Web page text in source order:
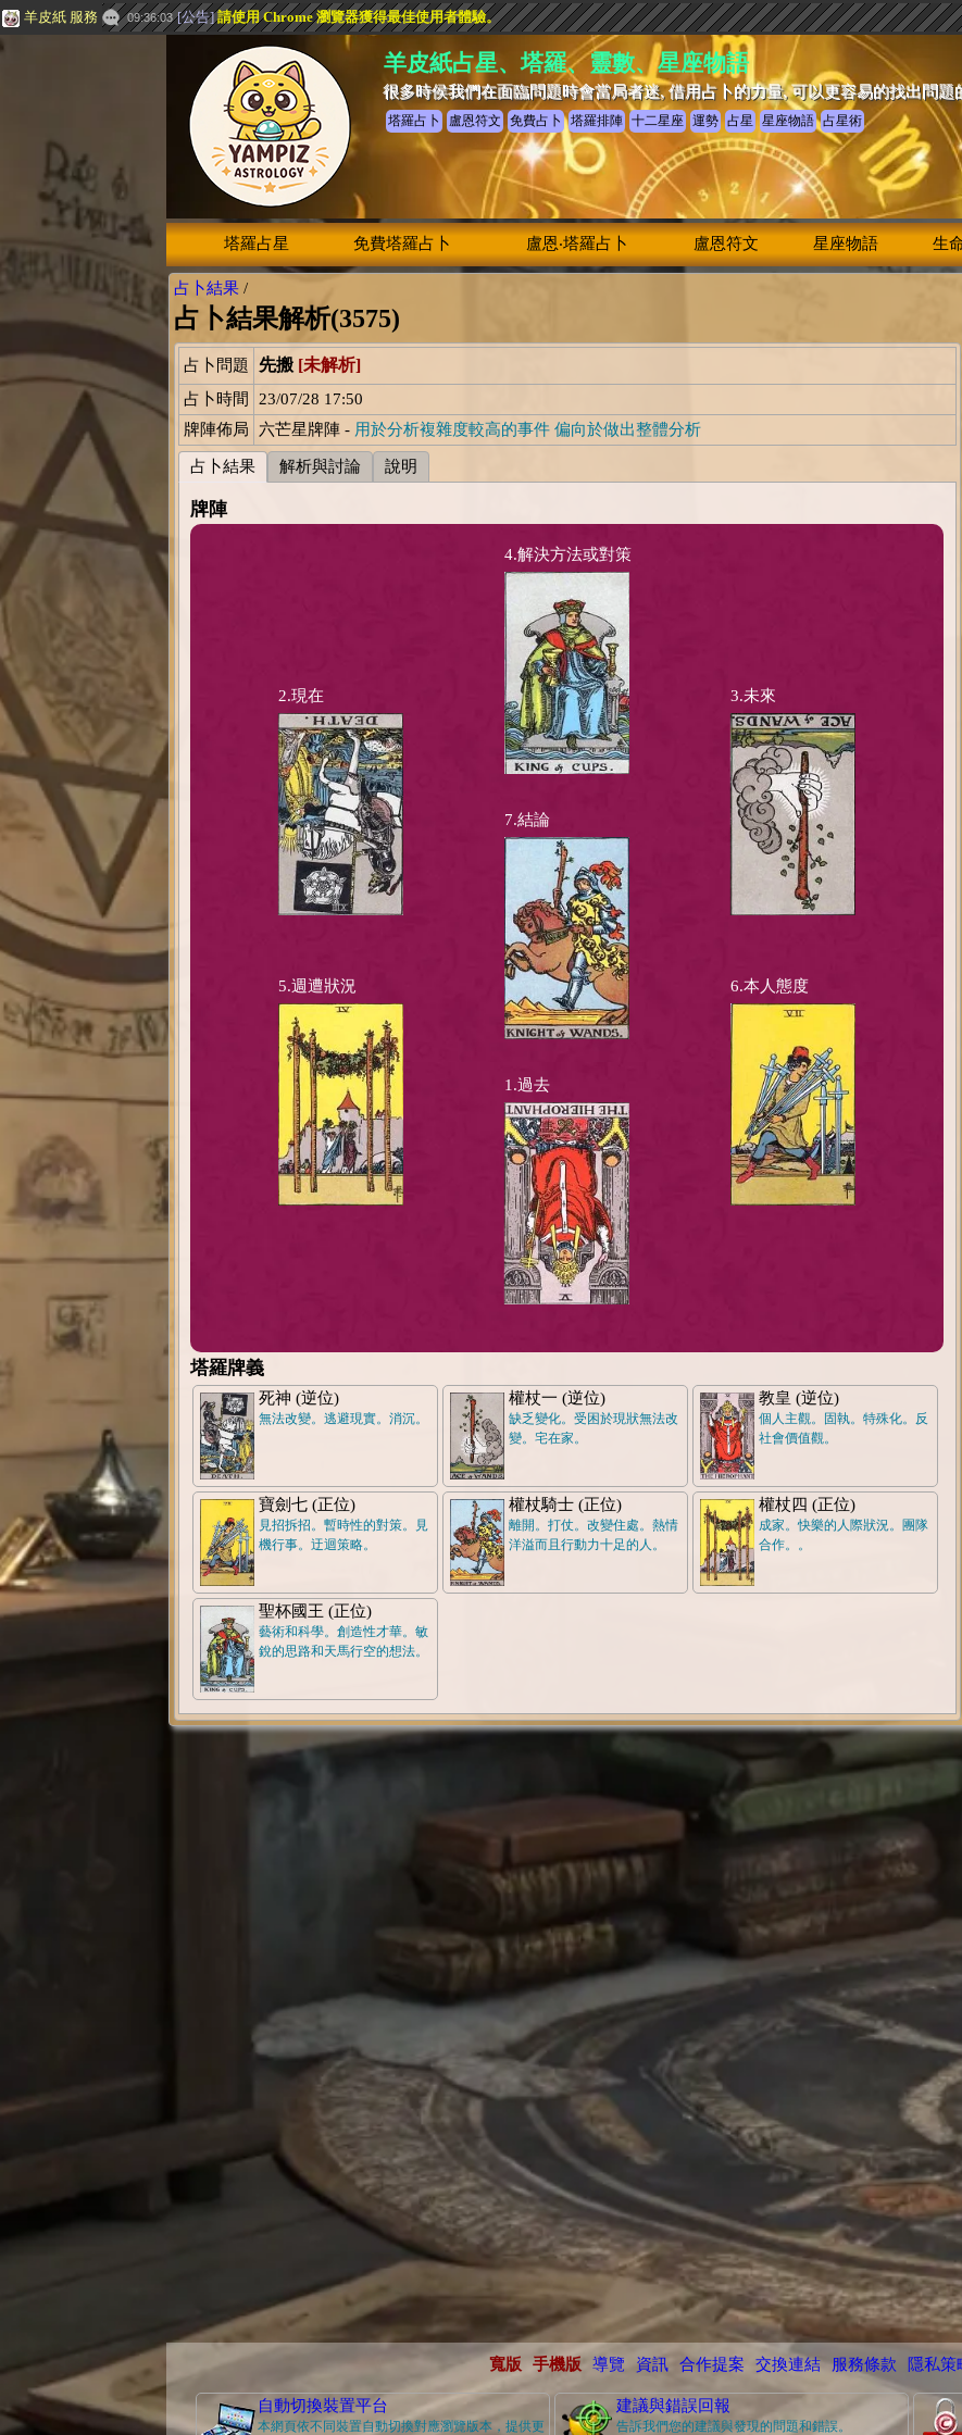
羊皮紙 服務 09:36:03 [公告]請使用 Chrome 瀏覽器獲得最佳使用者體驗。
羊皮紙占星、塔羅、靈數、星座物語
很多時侯我們在面臨問題時會當局者迷, 借用占卜的力量, 可以更容易的找出問題
塔羅占卜 盧恩符文 免費占卜 塔羅排陣 十二星座 運勢 占星 星座物語 占星術
塔羅占星 免費塔羅占卜 盧恩‧塔羅占卜 盧恩符文 星座物語 生
占卜結果/
占卜結果解析(3575)
占卜問題 先搬 [未解析]
占卜時間
23/07/28 17:50
牌陣佈局
六芒星牌陣 - 用於分析複雜度較高的事件 偏向於做出整體分析
占卜結果 解析與討論 說明
牌陣
1.過去
2.現在 3.未來
4.解決方法或對策
5.週遭狀況 6.本人態度
7.結論
塔羅牌義
死神 (逆位)
無法改變。逃避現實。消沉。
權杖一 (逆位)
缺乏變化。受困於現狀無法改
變。宅在家。
教皇 (逆位)
個人主觀。固執。特殊化。反
社會價值觀。
寶劍七 (正位)
見招拆招。暫時性的對策。見
機行事。迂迴策略。
權杖騎士 (正位)
離開。打仗。改變住處。熱情
洋溢而且行動力十足的人。
權杖四 (正位)
成家。快樂的人際狀況。團隊
合作。。
聖杯國王 (正位)
藝術和科學。創造性才華。敏
銳的思路和天馬行空的想法。
寬版 手機版 導覽 資訊 合作提案 交換連結 服務條款 隱私策
自動切換裝置平台
本網頁依不同裝置自動切換對應瀏覽版本，提供更
建議與錯誤回報
告訴我們您的建議與發現的問題和錯誤。